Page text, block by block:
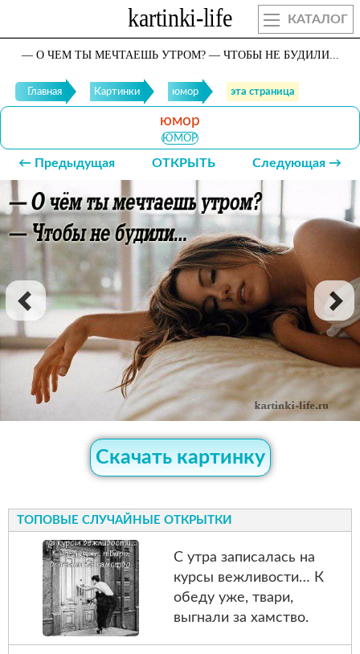
КАТАЛОГ
— О ЧЕМ ТЫ МЕЧТАЕШЬ УТРОМ? — ЧТОБЫ НЕ БУДИЛИ...
Главная Картинки юмор эта страница
юмор
ЮМОР
← Предыдущая ОТКРЫТЬ Следующая →
Скачать картинку
ТОПОВЫЕ СЛУЧАЙНЫЕ ОТКРЫТКИ
С утра записалась на
курсы вежливости… К
обеду уже, твари,
выгнали за хамство.